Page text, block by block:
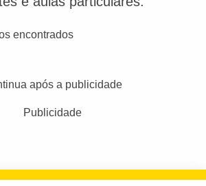
encontrados
após a publicidade
Publicidade